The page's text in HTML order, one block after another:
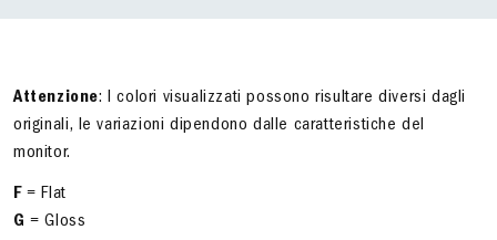
Attenzione: I colori visualizzati possono risultare diversi dagli
originali, le variazioni dipendono dalle caratteristiche del
monitor.
F = Flat
G = Gloss